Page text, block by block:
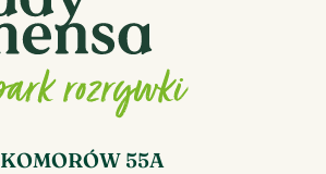
KOMORÓW 55A